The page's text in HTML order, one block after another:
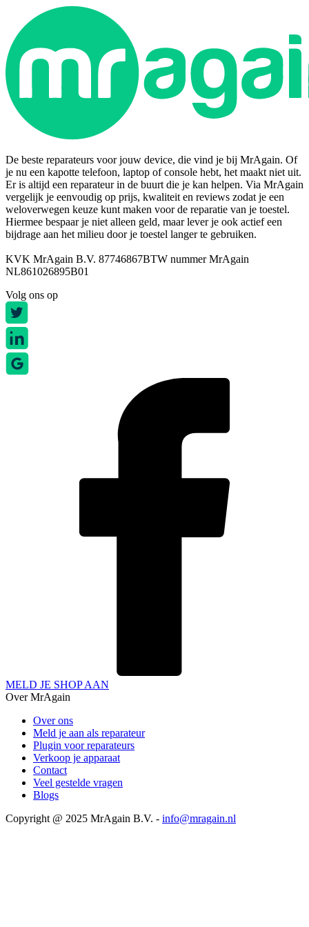
De beste reparateurs voor jouw device, die vind je bij MrAgain. Of
je nu een kapotte telefoon, laptop of console hebt, het maakt niet uit.
Er is altijd een reparateur in de buurt die je kan helpen. Via MrAgain
vergelijk je eenvoudig op prijs, kwaliteit en reviews zodat je een
weloverwegen keuze kunt maken voor de reparatie van je toestel.
Hiermee bespaar je niet alleen geld, maar lever je ook actief een
bijdrage aan het milieu door je toestel langer te gebruiken.
KVK MrAgain B.V. 87746867BTW nummer MrAgain
NL861026895B01
Volg ons op
MELD JE SHOP AAN
Over MrAgain
Over ons
Meld je aan als reparateur
Plugin voor reparateurs
Verkoop je apparaat
Contact
Veel gestelde vragen
Blogs
Copyright @ 2025 MrAgain B.V. - info@mragain.nl